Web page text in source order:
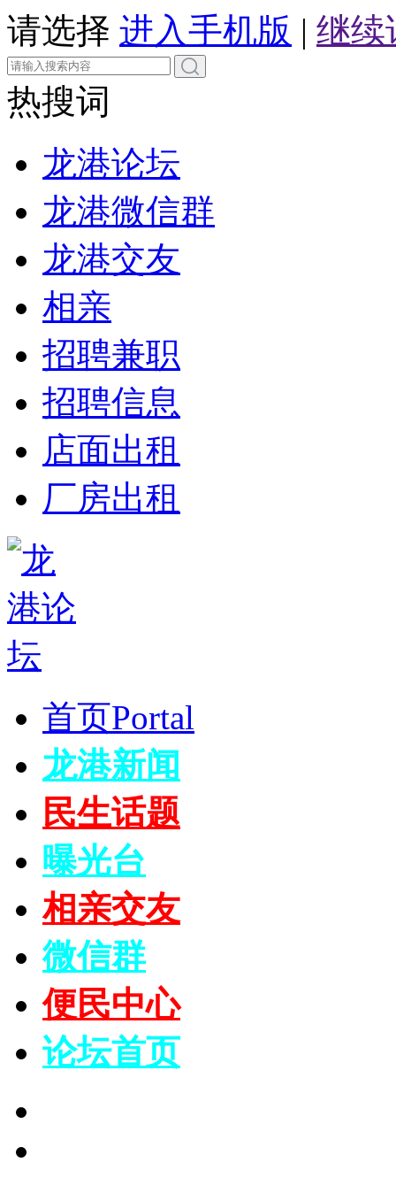
请选择 进入手机版 | 继续
热搜词
龙港论坛
龙港微信群
龙港交友
相亲
招聘兼职
招聘信息
店面出租
厂房出租
首页Portal
龙港新闻
民生话题
曝光台
相亲交友
微信群
便民中心
论坛首页